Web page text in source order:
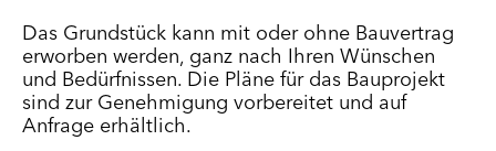
Das Grundstück kann mit oder ohne Bauvertrag
erworben werden, ganz nach Ihren Wünschen
und Bedürfnissen. Die Pläne für das Bauprojekt
sind zur Genehmigung vorbereitet und auf
Anfrage erhältlich.